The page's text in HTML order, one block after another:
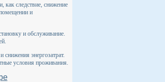
как следствие, снижение
и
и обслуживание.
энергозатрат.
условия проживания.